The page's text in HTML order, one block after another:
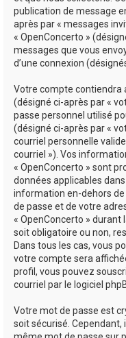
publication de message
après par « messages
« OpenConcerto »
messages que vous
d’une connexion
Votre compte contiendra
(désigné ci-après par «
passe personnel utilisé
(désigné ci-après par «
courriel personnelle
courriel »). Vos
« OpenConcerto » sont
données applicables
information en-dehors
de passe et de votre
« OpenConcerto » durant
soit obligatoire ou non,
Dans tous les cas, vous
votre compte sera
profil, vous pouvez
courriel par le logiciel
Votre mot de passe est
soit sécurisé.